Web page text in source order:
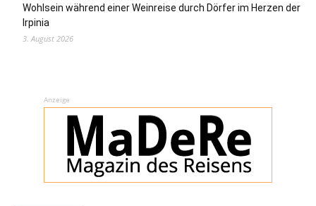
Wohlsein während einer Weinreise durch Dörfer im Herzen der
Irpinia
3. August 2026
Anzeige